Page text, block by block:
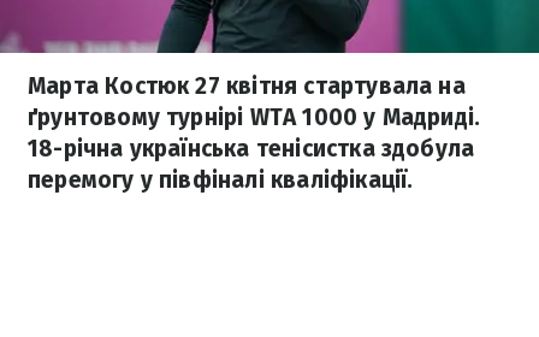
Марта Костюк 27 квітня стартувала на
ґрунтовому турнірі WTA 1000 у Мадриді.
18-річна українська тенісистка здобула
перемогу у півфіналі кваліфікації.